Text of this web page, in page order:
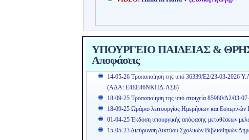
ΥΠΟΥΡΓΕΙΟ ΠΑΙΔΕΙΑΣ &
Αποφάσεις
14-05-26 Τροποποίηση της υπό 36339/Ε2/23-03-2026
(ΑΔΑ: Ε4ΕΕ46ΝΚΠΔ-ΛΣ8)
18-09-25 Τροποποίηση της υπό στοιχεία 85980/Δ2/03-
18-09-25 Ωράριο λειτουργίας Ημερήσιων και Εσπερινών
01-04-25 Έκδοση υπουργικής απόφασης μεταθέσεων
15-05-23 Διεύρυνση Δικτύου Σχολικών Βιβλιοθηκών